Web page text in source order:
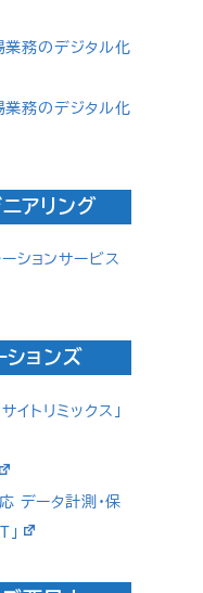
務のデジタル化
務のデジタル化
アリング
ションサービス
ションズ
イトリミックス」
データ計測・保